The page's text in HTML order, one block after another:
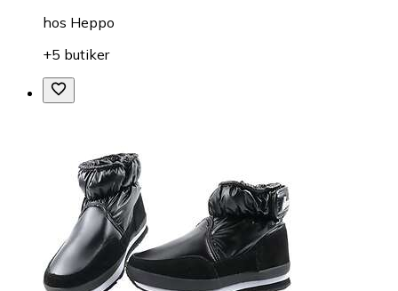
hos Heppo
+5 butiker